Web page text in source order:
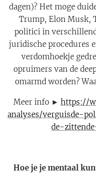
dagen)? Het moge
Trump, Elon Musk,
politici in
juridische procedures
verdomhoekje
opruimers van de
omarmd worden?
Meer info ► https://
analyses/verguisde-
de-
Hoe je je mentaal